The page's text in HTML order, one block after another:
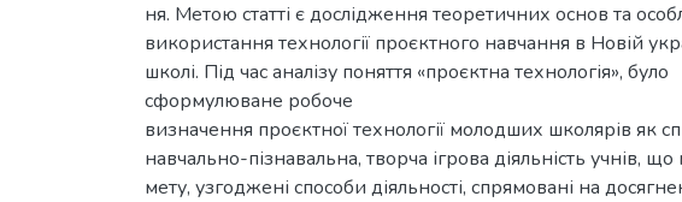
ня. Метою статті є дослідження теоретичних основ та
використання технології проєктного навчання в Новій
школі. Під час аналізу поняття «проєктна технологія», було
сформулюване робоче
визначення проєктної технології молодших школярів як
навчально-пізнавальна, творча ігрова діяльність учнів, що
мету, узгоджені способи діяльності, спрямовані на